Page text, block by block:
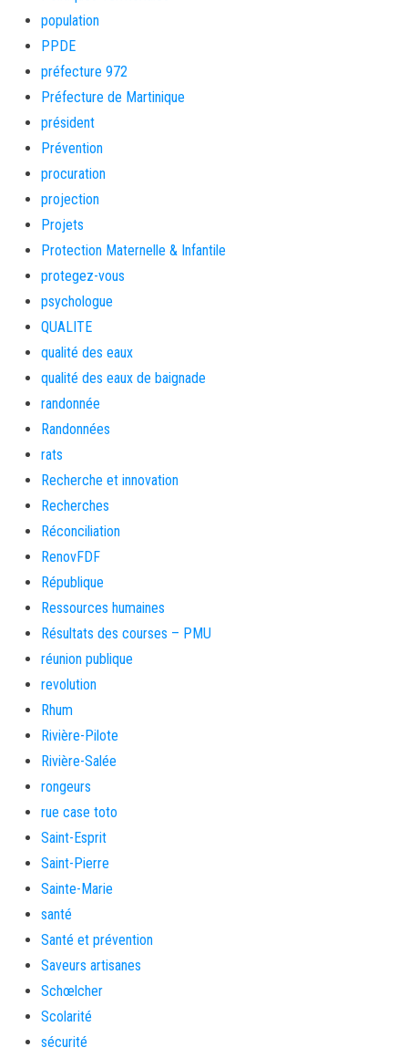
population
PPDE
préfecture 972
Préfecture de Martinique
président
Prévention
procuration
projection
Projets
Protection Maternelle & Infantile
protegez-vous
psychologue
QUALITE
qualité des eaux
qualité des eaux de baignade
randonnée
Randonnées
rats
Recherche et innovation
Recherches
Réconciliation
RenovFDF
République
Ressources humaines
Résultats des courses – PMU
réunion publique
revolution
Rhum
Rivière-Pilote
Rivière-Salée
rongeurs
rue case toto
Saint-Esprit
Saint-Pierre
Sainte-Marie
santé
Santé et prévention
Saveurs artisanes
Schœlcher
Scolarité
sécurité